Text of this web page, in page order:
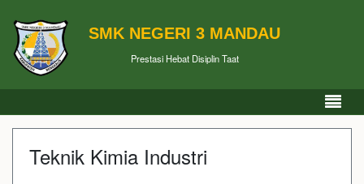
SMK NEGERI 3 MANDAU
Prestasi Hebat Disiplin Taat
Teknik Kimia Industri